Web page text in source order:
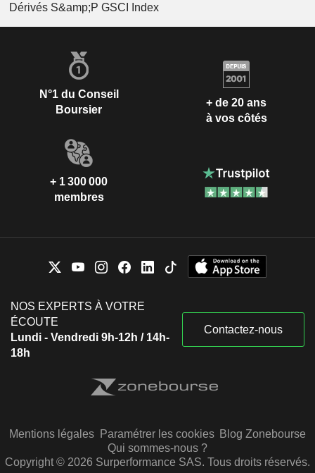
Dérivés S&amp;P GSCI Index
N°1 du Conseil
Boursier
+ de 20 ans
à vos côtés
+ 1 300 000
membres
NOS EXPERTS À VOTRE
ÉCOUTE
Lundi - Vendredi 9h-12h / 14h-
18h
Contactez-nous
Mentions légales Paramétrer les cookies Blog Zonebourse
Qui sommes-nous ?
Copyright © 2026 Surperformance SAS. Tous droits réservés.